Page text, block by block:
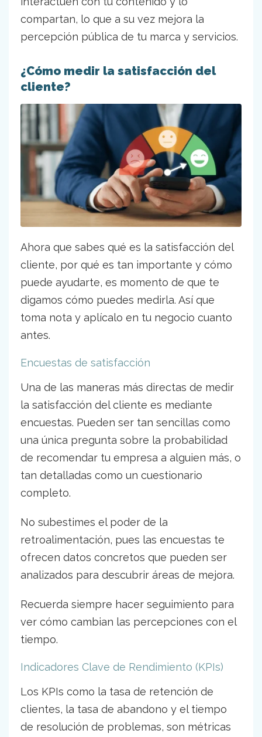
compartan, lo que a su vez mejora la
percepción pública de tu marca y servicios.
¿Cómo medir la satisfacción del
cliente?
Ahora que sabes qué es la satisfacción del
cliente, por qué es tan importante y cómo
puede ayudarte, es momento de que te
digamos cómo puedes medirla. Así que
toma nota y aplícalo en tu negocio cuanto
antes.
Encuestas de satisfacción
Una de las maneras más directas de medir
la satisfacción del cliente es mediante
encuestas. Pueden ser tan sencillas como
una única pregunta sobre la probabilidad
de recomendar tu empresa a alguien más, o
tan detalladas como un cuestionario
completo.
No subestimes el poder de la
retroalimentación, pues las encuestas te
ofrecen datos concretos que pueden ser
analizados para descubrir áreas de mejora.
Recuerda siempre hacer seguimiento para
ver cómo cambian las percepciones con el
tiempo.
Indicadores Clave de Rendimiento (KPIs)
Los KPIs como la tasa de retención de
clientes, la tasa de abandono y el tiempo
de resolución de problemas, son métricas